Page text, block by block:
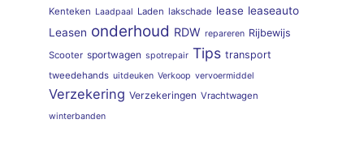
Kenteken Laadpaal Laden lakschade lease leaseauto
Leasen onderhoud RDW repareren Rijbewijs
Scooter sportwagen spotrepair Tips transport
tweedehands uitdeuken Verkoop vervoermiddel
Verzekering Verzekeringen Vrachtwagen
winterbanden